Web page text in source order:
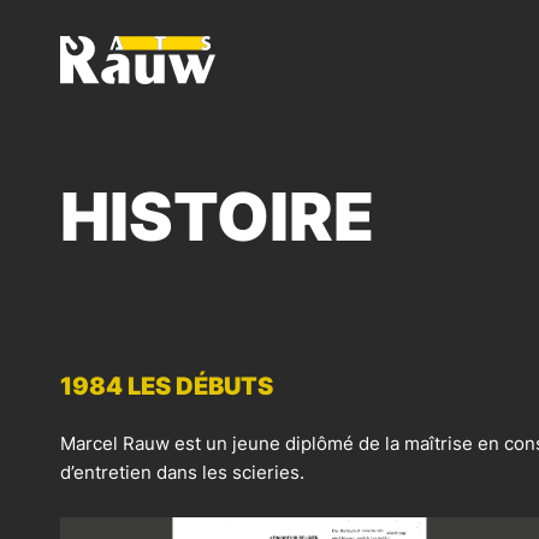
ATS RAUW - CONSTRUCTION & AMÉNAGEMENT DE
HISTOIRE
1984 LES DÉBUTS
Marcel Rauw est un jeune diplômé de la maîtrise en
d’entretien dans les scieries.